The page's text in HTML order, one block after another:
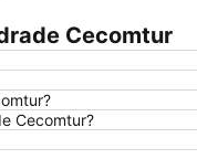
Cecomtur
Cecomtur?